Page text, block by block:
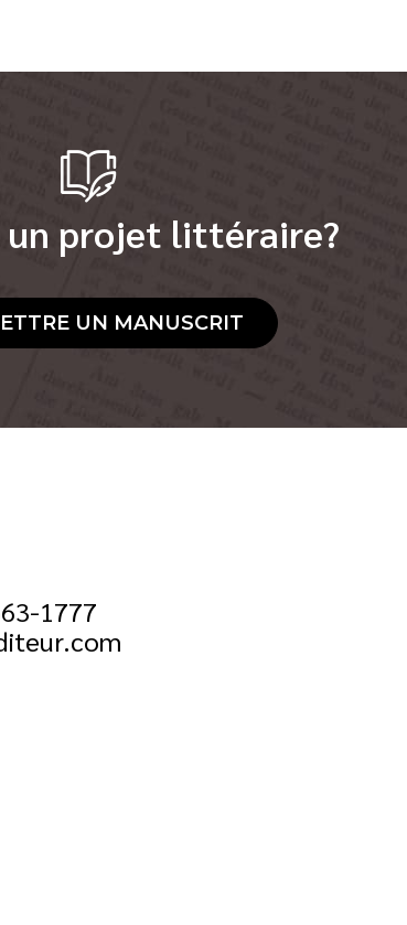
un projet littéraire?
UN MANUSCRIT
1777